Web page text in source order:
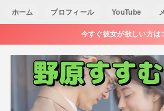
ホーム プロフィール YouTube
今すぐ彼女が欲しい方は